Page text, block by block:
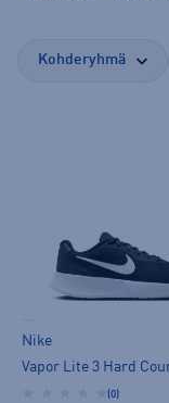
Kohderyhmä
Nike
(0)